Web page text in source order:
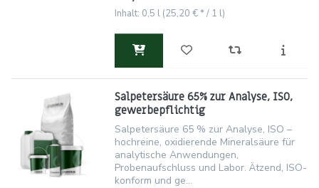
Inhalt: 0,5 l (25,20 € * / 1 l)
Salpetersäure 65% zur Analyse, ISO,
gewerbepflichtig
Salpetersäure 65 % zur Analyse, ISO –
hochreine, oxidierende Mineralsäure für
analytische Anwendungen,
Probenaufschluss und Labor. Ätzend, ISO-
konform und ge...